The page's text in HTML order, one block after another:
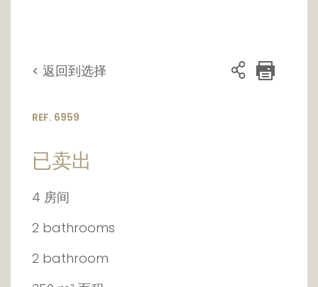
< 返回到选择
REF. 6959
已卖出
4 房间
2 bathrooms
2 bathroom